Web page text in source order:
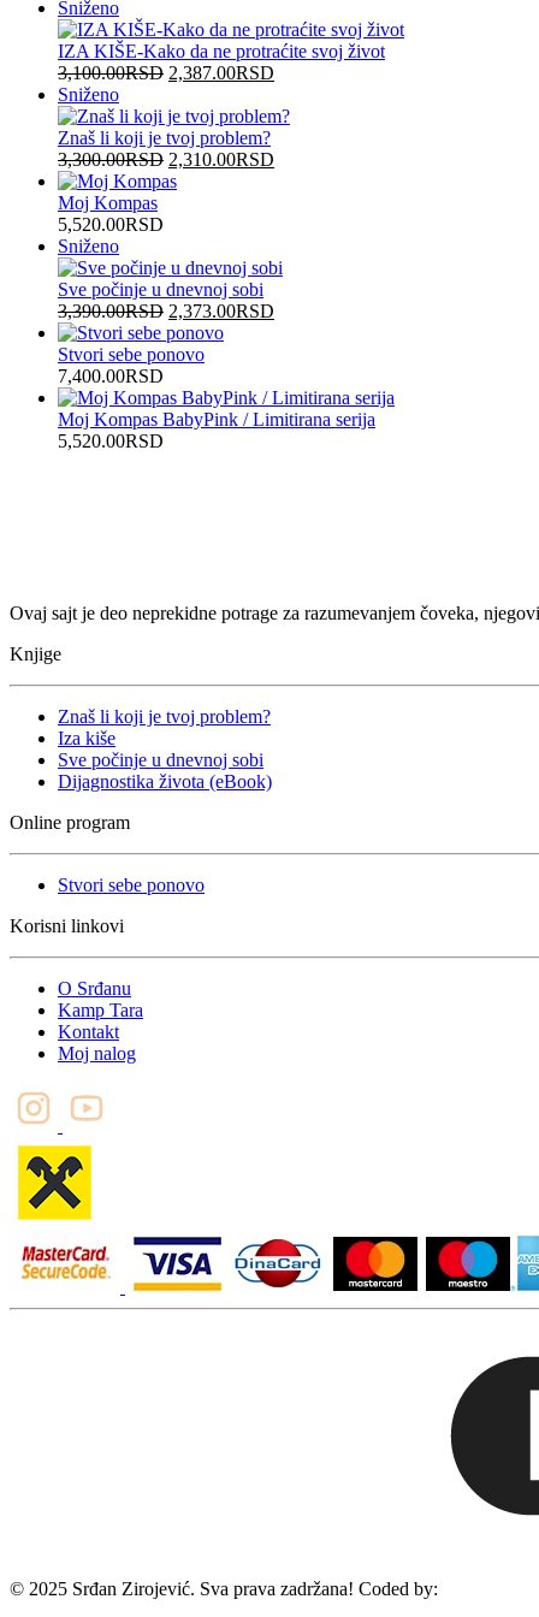
SniženoProizvod
na
popustu
IZA KIŠE-Kako da ne protraćite svoj život
3,100.00RSD Originalna
je
bila:
3,100.00RSD.
2,387.00RSD
je:
SniženoProizvod
na
popustu
Znaš li koji je tvoj problem?
3,300.00RSD Originalna
cena
2,310.00RSD
Moj Kompas
5,520.00RSD
SniženoProizvod
na
popustu
Sve počinje u dnevnoj sobi
3,390.00RSD Originalna
cena
je
3,390.00RSD.
2,373.00RSD
Stvori sebe ponovo
7,400.00RSD
Moj Kompas BabyPink / Limitirana serija
5,520.00RSD
Ovaj sajt je deo neprekidne potrage za razumevanjem čoveka,
Knjige
Znaš li koji je tvoj problem?
Iza kiše
Sve počinje u dnevnoj sobi
Dijagnostika života (eBook)
Online program
Stvori sebe ponovo
Korisni linkovi
O Srđanu
Kamp Tara
Kontakt
Moj nalog
© 2025 Srđan Zirojević. Sva prava zadržana! Coded by: